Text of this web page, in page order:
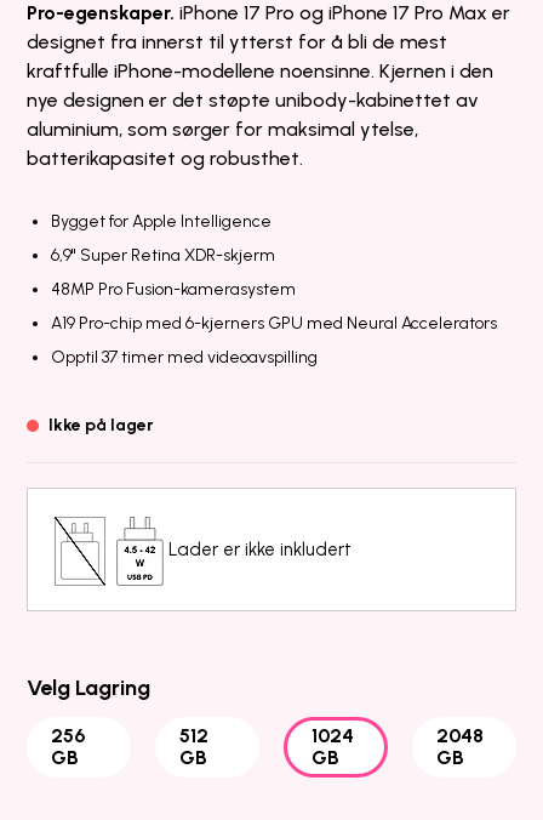
Pro-egenskaper. iPhone 17 Pro og iPhone 17 Pro Max er
designet fra innerst til ytterst for å bli de mest
kraftfulle iPhone-modellene noensinne. Kjernen i den
nye designen er det støpte unibody-kabinettet av
aluminium, som sørger for maksimal ytelse,
batterikapasitet og robusthet.
Bygget for Apple Intelligence
6,9" Super Retina XDR-skjerm
48MP Pro Fusion-kamerasystem
A19 Pro-chip med 6-kjerners GPU med Neural Accelerators
Opptil 37 timer med videoavspilling
Ikke på lager
Lader er ikke inkludert
Velg Lagring
256
GB
512
GB
1024
GB
2048
GB